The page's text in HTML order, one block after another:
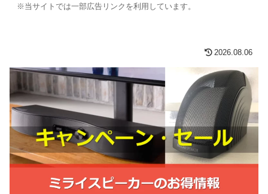
※当サイトでは一部広告リンクを利用しています。
2026.08.06